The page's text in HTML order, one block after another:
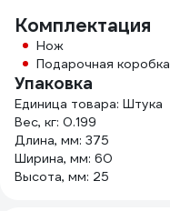
Комплектация
Нож
Подарочная коробка
Упаковка
Единица товара: Штука
Вес, кг: 0.199
Длина, мм: 375
Ширина, мм: 60
Высота, мм: 25